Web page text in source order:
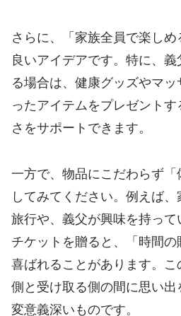
さらに、「家族全員で楽し
良いアイデアです。特に、
る場合は、健康グッズやマ
ったアイテムをプレゼント
さをサポートできます。
一方で、物品にこだわらず
してみてください。例えば
旅行や、義父が興味を持っ
チケットを贈ると、「時間
喜ばれることがあります。
側と受け取る側の間に思い
変意義深いものです。